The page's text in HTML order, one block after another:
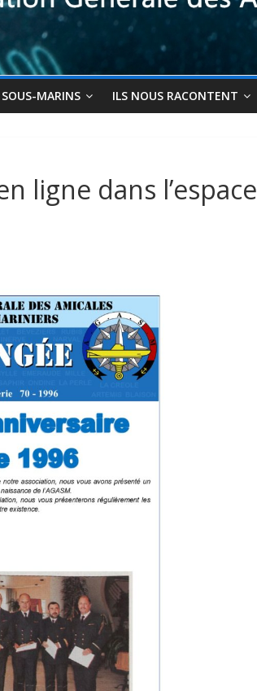
SOUS-MARINS ILS NOUS RACONTENT
ligne dans l’espace